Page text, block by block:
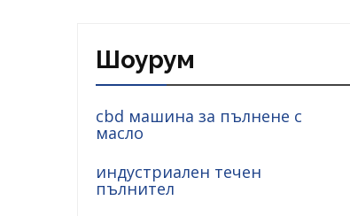
Шоурум
cbd машина за пълнене с
масло
индустриален течен
пълнител